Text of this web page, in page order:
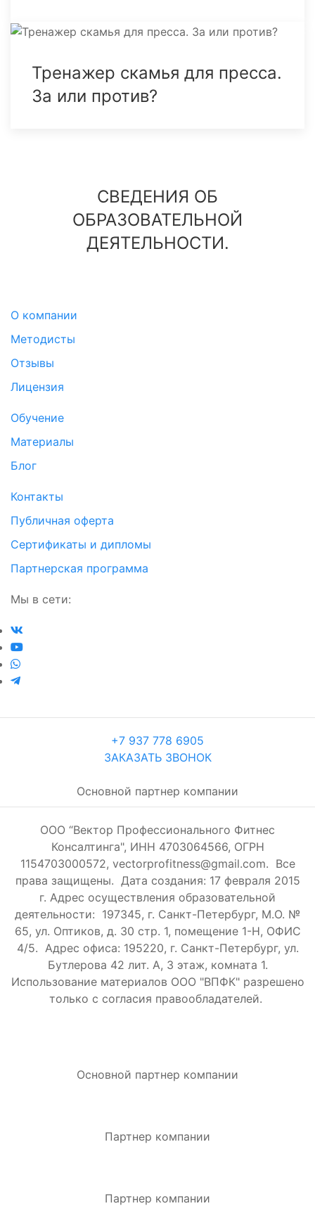
Тренажер скамья для пресса.
За или против?
СВЕДЕНИЯ ОБ
ОБРАЗОВАТЕЛЬНОЙ
ДЕЯТЕЛЬНОСТИ.
О компании
Методисты
Отзывы
Лицензия
Обучение
Материалы
Блог
Контакты
Публичная оферта
Сертификаты и дипломы
Партнерская программа
Мы в сети:
+7 937 778 6905
ЗАКАЗАТЬ ЗВОНОК
Основной партнер компании
ООО “Вектор Профессионального Фитнес
Консалтинга", ИНН 4703064566, ОГРН
1154703000572, vectorprofitness@gmail.com. Все
права защищены. Дата создания: 17 февраля 2015
г. Адрес осуществления образовательной
деятельности: 197345, г. Санкт-Петербург, М.О. №
65, ул. Оптиков, д. 30 стр. 1, помещение 1-Н, ОФИС
4/5. Адрес офиса: 195220, г. Санкт-Петербург, ул.
Бутлерова 42 лит. А, 3 этаж, комната 1.
Использование материалов ООО "ВПФК" разрешено
только с согласия правообладателей.
Основной партнер компании
Партнер компании
Партнер компании